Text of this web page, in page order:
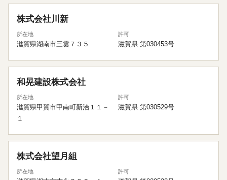
株式会社川新
所在地
滋賀県湖南市三雲７３５
許可
滋賀県 第030453号
和晃建設株式会社
所在地
滋賀県甲賀市甲南町新治１１－
１
許可
滋賀県 第030529号
株式会社望月組
所在地 許可